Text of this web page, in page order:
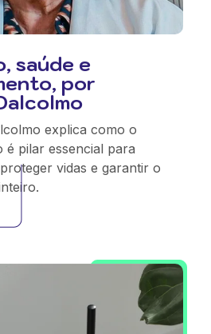
saúde e
por
explica como o
é pilar essencial para
vidas e garantir o